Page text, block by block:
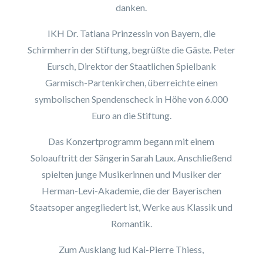
danken.
IKH Dr. Tatiana Prinzessin von Bayern, die
Schirmherrin der Stiftung, begrüßte die Gäste. Peter
Eursch, Direktor der Staatlichen Spielbank
Garmisch-Partenkirchen, überreichte einen
symbolischen Spendenscheck in Höhe von 6.000
Euro an die Stiftung.
Das Konzertprogramm begann mit einem
Soloauftritt der Sängerin Sarah Laux. Anschließend
spielten junge Musikerinnen und Musiker der
Herman-Levi-Akademie, die der Bayerischen
Staatsoper angegliedert ist, Werke aus Klassik und
Romantik.
Zum Ausklang lud Kai-Pierre Thiess,